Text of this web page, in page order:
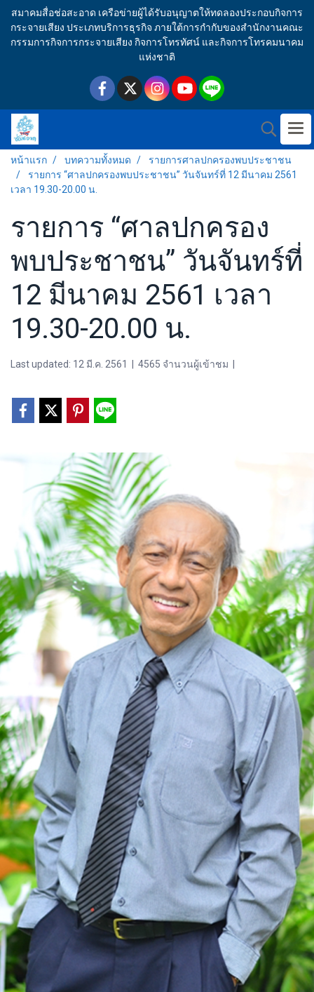
สมาคมสื่อช่อสะอาด เครือข่ายผู้ได้รับอนุญาตให้ทดลองประกอบกิจการ
กระจายเสียง ประเภทบริการธุรกิจ ภายใต้การกำกับของสำนักงานคณะ
กรรมการกิจการกระจายเสียง กิจการโทรทัศน์ และกิจการโทรคมนาคม
แห่งชาติ
หน้าแรก บทความทั้งหมด
รายการศาลปกครองพบประชาชน
รายการ “ศาลปกครองพบประชาชน” วันจันทร์ที่ 12 มีนาคม 2561
เวลา 19.30-20.00 น.
รายการ “ศาลปกครอง
พบประชาชน” วันจันทร์ที่
12 มีนาคม 2561 เวลา
19.30-20.00 น.
Last updated: 12 มี.ค. 2561 4565 จำนวนผู้เข้าชม